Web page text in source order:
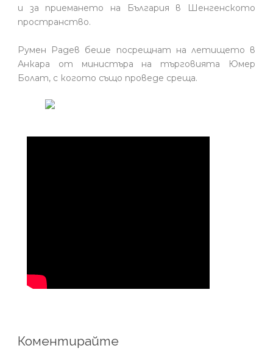
и за приемането на България в Шенгенското
пространство.
Румен Радев беше посрещнат на летището в
Анкара от министъра на търговията Юмер
Болат, с когото също проведе среща.
Коментирайте